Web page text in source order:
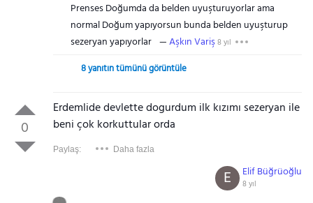
Prenses Doğumda da belden uyuşturuyorlar ama
normal Doğum yapıyorsun bunda belden uyuşturup
sezeryan yapıyorlar
Aşkın Variş8 yıl
8 yanıtın tümünü görüntüle
0
Erdemlide devlette dogurdum ilk kızımı sezeryan ile
beni çok korkuttular orda
Paylaş: Daha fazla
Elif Büğrüoğlu
8 yıl
E